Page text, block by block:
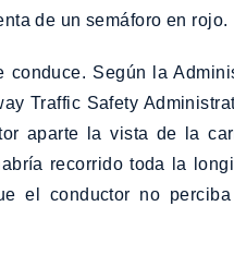
de un semáforo en rojo.
Según la
Traffic Safety
aparte la vista de la
recorrido toda la
el conductor no